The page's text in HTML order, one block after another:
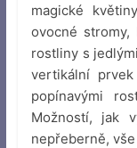
magické
ovocné
rostliny s
vertikální
popínavými
Možností, jak
nepřeberně,